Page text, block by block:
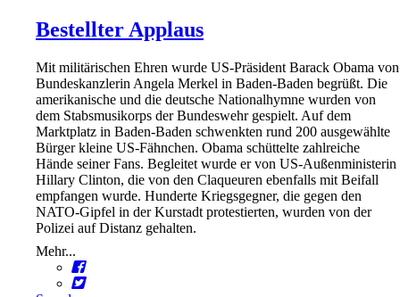
Bestellter Applaus
Mit militärischen Ehren wurde US-Präsident Barack Obama von
Bundeskanzlerin Angela Merkel in Baden-Baden begrüßt. Die
amerikanische und die deutsche Nationalhymne wurden von
dem Stabsmusikorps der Bundeswehr gespielt. Auf dem
Marktplatz in Baden-Baden schwenkten rund 200 ausgewählte
Bürger kleine US-Fähnchen. Obama schüttelte zahlreiche
Hände seiner Fans. Begleitet wurde er von US-Außenministerin
Hillary Clinton, die von den Claqueuren ebenfalls mit Beifall
empfangen wurde. Hunderte Kriegsgegner, die gegen den
NATO-Gipfel in der Kurstadt protestierten, wurden von der
Polizei auf Distanz gehalten.
Mehr...